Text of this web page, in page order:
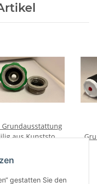
gestatten Sie den
Grundausstattung
aus Kunststoff
3/4"
grün-grau